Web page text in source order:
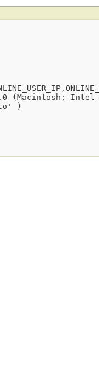
Intel Mac
)